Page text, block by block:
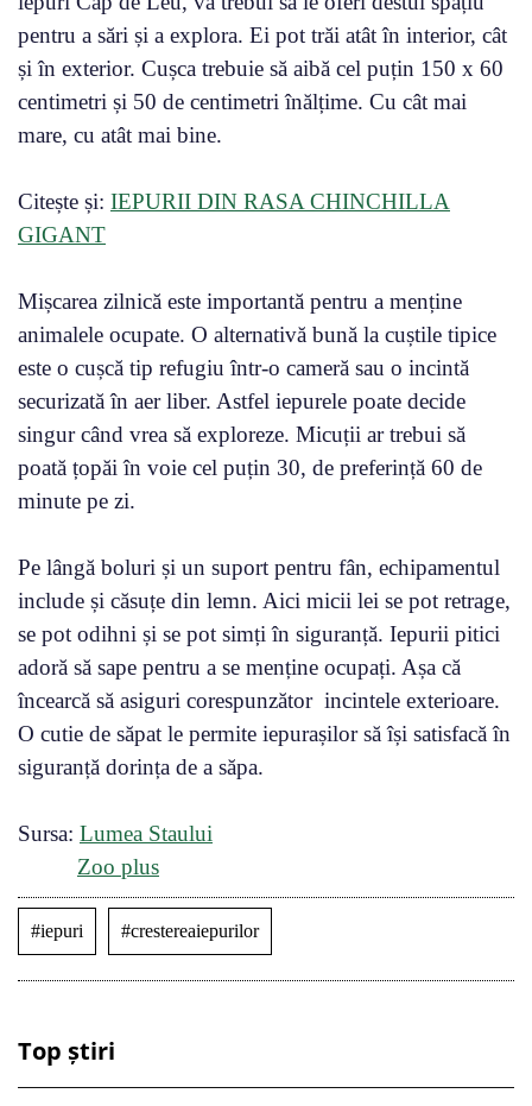
pentru a sări și a explora. Ei pot trăi atât în interior, cât
și în exterior. Cușca trebuie să aibă cel puțin 150 x 60
centimetri și 50 de centimetri înălțime. Cu cât mai
mare, cu atât mai bine.
Citește și: IEPURII DIN RASA CHINCHILLA
GIGANT
Mișcarea zilnică este importantă pentru a menține
animalele ocupate. O alternativă bună la cuștile tipice
este o cușcă tip refugiu într-o cameră sau o incintă
securizată în aer liber. Astfel iepurele poate decide
singur când vrea să exploreze. Micuții ar trebui să
poată țopăi în voie cel puțin 30, de preferință 60 de
minute pe zi.
Pe lângă boluri și un suport pentru fân, echipamentul
include și căsuțe din lemn. Aici micii lei se pot retrage,
se pot odihni și se pot simți în siguranță. Iepurii pitici
adoră să sape pentru a se menține ocupați. Așa că
încearcă să asiguri corespunzător incintele exterioare.
O cutie de săpat le permite iepurașilor să își satisfacă în
siguranță dorința de a săpa.
Sursa: Lumea Staului
Zoo plus
#iepuri #crestereaiepurilor
Top știri